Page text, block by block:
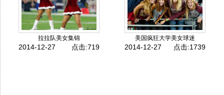
拉拉队美女集锦
2014-12-27 点击:719
美国疯狂大学美女球迷
2014-12-27 点击:1739